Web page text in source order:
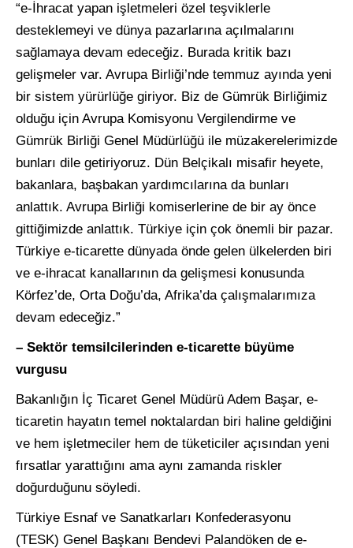
“e-İhracat yapan işletmeleri özel teşviklerle
desteklemeyi ve dünya pazarlarına açılmalarını
sağlamaya devam edeceğiz. Burada kritik bazı
gelişmeler var. Avrupa Birliği’nde temmuz ayında yeni
bir sistem yürürlüğe giriyor. Biz de Gümrük Birliğimiz
olduğu için Avrupa Komisyonu Vergilendirme ve
Gümrük Birliği Genel Müdürlüğü ile müzakerelerimizde
bunları dile getiriyoruz. Dün Belçikalı misafir heyete,
bakanlara, başbakan yardımcılarına da bunları
anlattık. Avrupa Birliği komiserlerine de bir ay önce
gittiğimizde anlattık. Türkiye için çok önemli bir pazar.
Türkiye e-ticarette dünyada önde gelen ülkelerden biri
ve e-ihracat kanallarının da gelişmesi konusunda
Körfez’de, Orta Doğu’da, Afrika’da çalışmalarımıza
devam edeceğiz.”
– Sektör temsilcilerinden e-ticarette büyüme
vurgusu
Bakanlığın İç Ticaret Genel Müdürü Adem Başar, e-
ticaretin hayatın temel noktalardan biri haline geldiğini
ve hem işletmeciler hem de tüketiciler açısından yeni
fırsatlar yarattığını ama aynı zamanda riskler
doğurduğunu söyledi.
Türkiye Esnaf ve Sanatkarları Konfederasyonu
(TESK) Genel Başkanı Bendevi Palandöken de e-